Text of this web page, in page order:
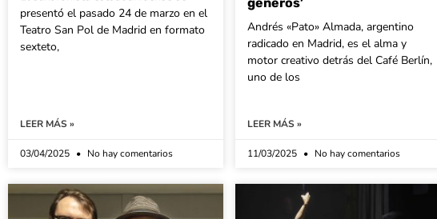
presentó el pasado 24 de marzo en el
Teatro San Pol de Madrid en formato
sexteto,
LEER MÁS »
03/04/2025 No hay comentarios
Andrés «Pato» Almada, argentino
radicado en Madrid, es el alma y
motor creativo detrás del Café Berlín,
uno de los
LEER MÁS »
11/03/2025 No hay comentarios